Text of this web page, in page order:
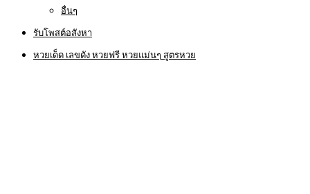
อื่นๆ
รับโพสต์อสังหา
หวยเด็ด เลขดัง หวยฟรี หวยแม่นๆ สูตรหวย